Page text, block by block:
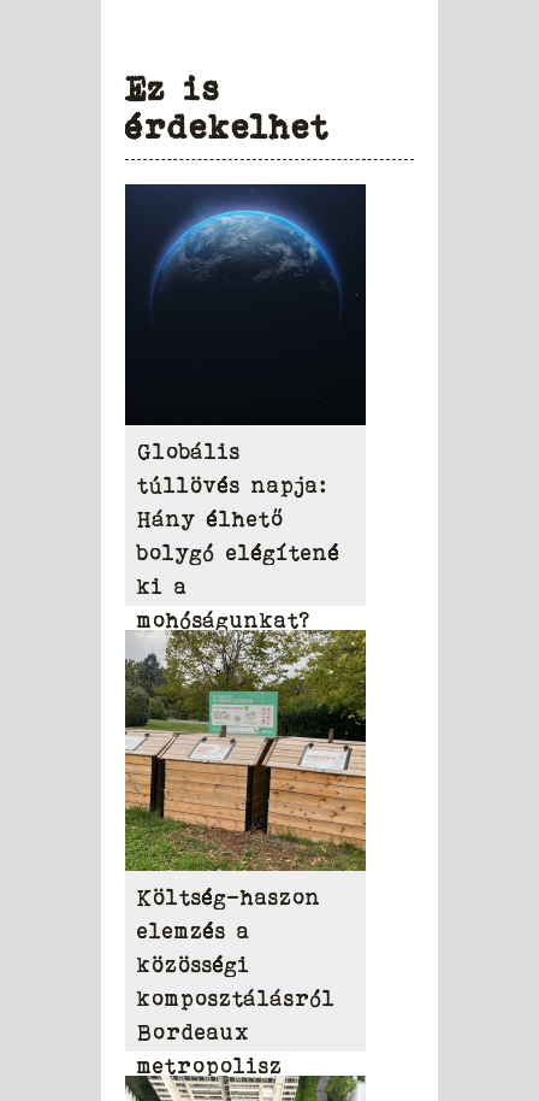
Ez is
érdekelhet
Globális
túllövés napja:
Hány élhető
bolygó elégítené
ki a
mohóságunkat?
Költség-haszon
elemzés a
közösségi
komposztálásról
Bordeaux
metropolisz